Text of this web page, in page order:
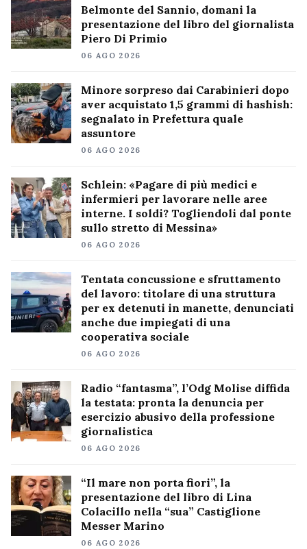
Belmonte del Sannio, domani la
presentazione del libro del giornalista
Piero Di Primio
06 AGO 2026
Minore sorpreso dai Carabinieri dopo
aver acquistato 1,5 grammi di hashish:
segnalato in Prefettura quale
assuntore
06 AGO 2026
Schlein: «Pagare di più medici e
infermieri per lavorare nelle aree
interne. I soldi? Togliendoli dal ponte
sullo stretto di Messina»
06 AGO 2026
Tentata concussione e sfruttamento
del lavoro: titolare di una struttura
per ex detenuti in manette, denunciati
anche due impiegati di una
cooperativa sociale
06 AGO 2026
Radio “fantasma”, l’Odg Molise diffida
la testata: pronta la denuncia per
esercizio abusivo della professione
giornalistica
06 AGO 2026
“Il mare non porta fiori”, la
presentazione del libro di Lina
Colacillo nella “sua” Castiglione
Messer Marino
06 AGO 2026